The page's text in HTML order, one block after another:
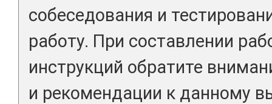
собеседования и
работу. При составлении
инструкций обратите
и рекомендации к данному